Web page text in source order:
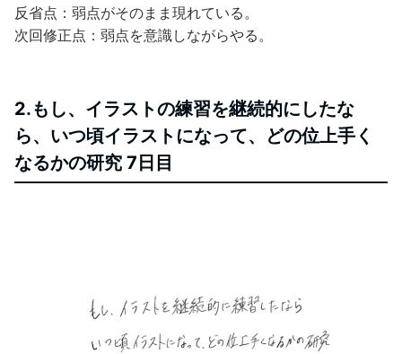
反省点：弱点がそのまま現れている。
次回修正点：弱点を意識しながらやる。
2.もし、イラストの練習を継続的にしたな
ら、いつ頃イラストになって、どの位上手く
なるかの研究 7日目